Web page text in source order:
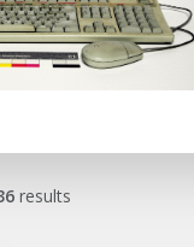
results